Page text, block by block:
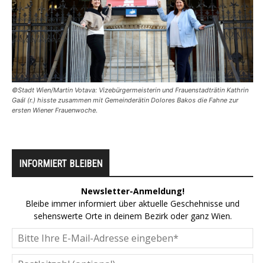
©Stadt Wien/Martin Votava: Vizebürgermeisterin und Frauenstadträtin Kathrin
Gaál (r.) hisste zusammen mit Gemeinderätin Dolores Bakos die Fahne zur
ersten Wiener Frauenwoche.
INFORMIERT BLEIBEN
Newsletter-Anmeldung!
Bleibe immer informiert über aktuelle Geschehnisse und
sehenswerte Orte in deinem Bezirk oder ganz Wien.